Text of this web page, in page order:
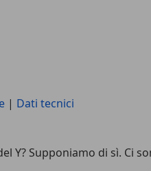
| Dati tecnici
Y? Supponiamo di sì. Ci